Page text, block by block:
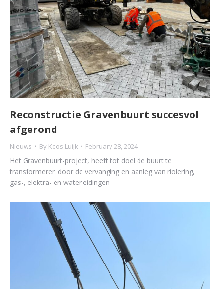
Reconstructie Gravenbuurt succesvol
afgerond
Nieuws By Koos Luijk February 28, 2024
Het Gravenbuurt-project, heeft tot doel de buurt te
transformeren door de vervanging en aanleg van riolering,
gas-, elektra- en waterleidingen.